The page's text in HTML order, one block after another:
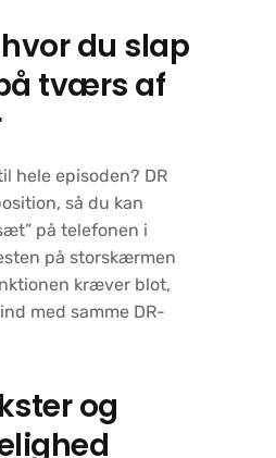
du slap
tværs af
hele episoden? DR
så du kan
på telefonen i
på storskærmen
kræver blot,
med samme DR-
og